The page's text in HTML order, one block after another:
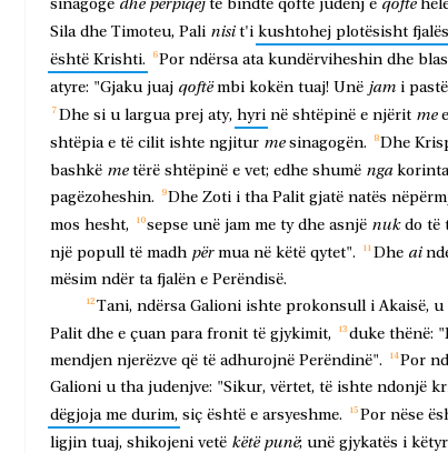
sinagogë dhe përpiqej të bindte qoftë judenj e qoftë
Sila dhe Timoteu, Pali nisi t'i kushtohej plotësisht
është Krishti. Por ndërsa ata kundërviheshin dhe
atyre: "Gjaku juaj qoftë mbi kokën tuaj! Unë jam i
Dhe si u largua prej aty, hyri në shtëpinë e njërit me
shtëpia e të cilit ishte ngjitur me sinagogën. Dhe
bashkë me tërë shtëpinë e vet; edhe shumë nga
pagëzoheshin.
Dhe Zoti i tha Palit gjatë natës
mos hesht, sepse unë jam me ty dhe asnjë nuk do të
një popull të madh për mua në këtë qytet". Dhe ai
mësim ndër ta fjalën e Perëndisë.
Tani, ndërsa Galioni ishte prokonsull i Akaisë, u
Palit dhe e çuan para fronit të gjykimit, duke thënë:
mendjen njerëzve që të adhurojnë Perëndinë". Por
Galioni u tha judenjve: "Sikur, vërtet, të ishte ndonjë
dëgjoja me durim, siç është e arsyeshme. Por nëse
ligjin tuaj, shikojeni vetë këtë punë; unë gjykatës i